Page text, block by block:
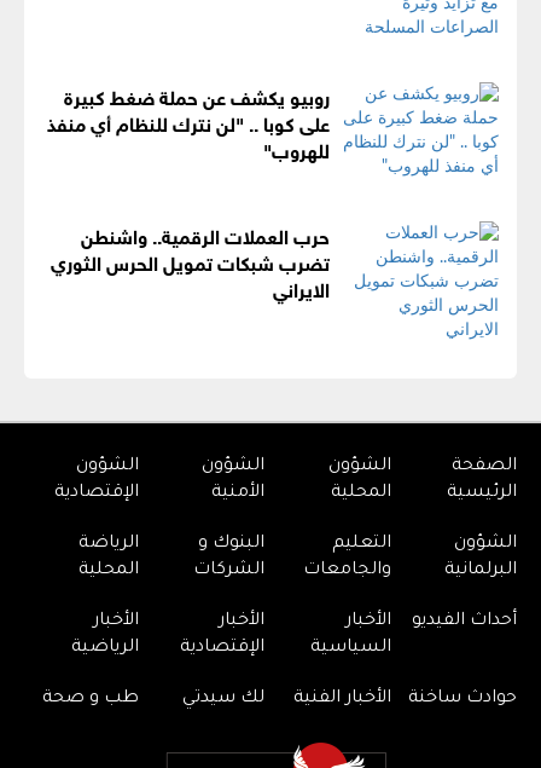
روبيو يكشف عن حملة ضغط كبيرة
على كوبا .. "لن نترك للنظام أي منفذ
للهروب"
حرب العملات الرقمية.. واشنطن
تضرب شبكات تمويل الحرس الثوري
الايراني
الصفحة
الرئيسية
الشؤون
المحلية
الشؤون
الأمنية
الشؤون
الإقتصادية
الشؤون
البرلمانية
التعليم
والجامعات
البنوك و
الشركات
الرياضة
المحلية
أحداث الفيديو
الأخبار
السياسية
الأخبار
الإقتصادية
الأخبار
الرياضية
حوادث ساخنة الأخبار الفنية لك سيدتي طب و صحة